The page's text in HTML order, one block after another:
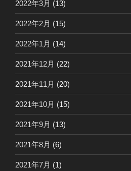
2022年3月 (13)
2022年2月 (15)
2022年1月 (14)
2021年12月 (22)
2021年11月 (20)
2021年10月 (15)
2021年9月 (13)
2021年8月 (6)
2021年7月 (1)